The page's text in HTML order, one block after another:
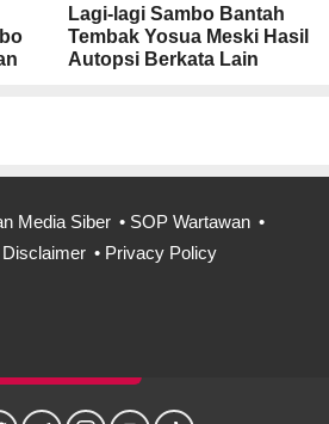
Lagi-lagi Sambo Bantah
Tembak Yosua Meski Hasil
Autopsi Berkata Lain
Media Siber
SOP Wartawan
Disclaimer Privacy Policy